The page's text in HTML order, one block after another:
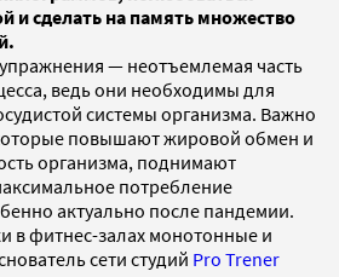
и сделать на память множество
— неотъемлемая часть
ведь они необходимы для
системы организма. Важно
повышают жировой обмен и
организма, поднимают
потребление
актуально после пандемии.
в фитнес-залах монотонные и
сети студий Pro Trener